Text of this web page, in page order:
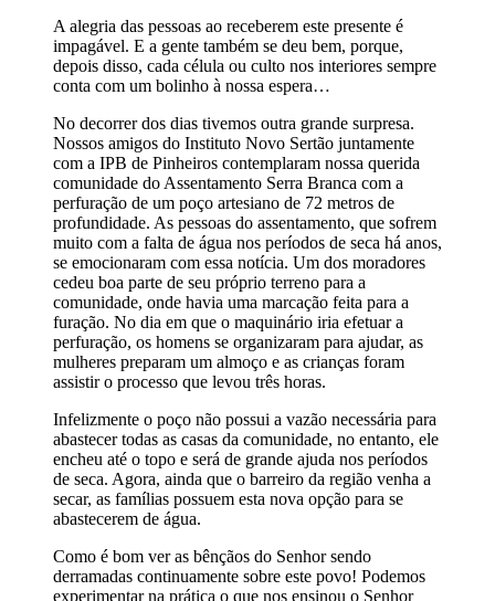
A alegria das pessoas ao receberem este presente é
impagável. E a gente também se deu bem, porque,
depois disso, cada célula ou culto nos interiores sempre
conta com um bolinho à nossa espera…
No decorrer dos dias tivemos outra grande surpresa.
Nossos amigos do Instituto Novo Sertão juntamente
com a IPB de Pinheiros contemplaram nossa querida
comunidade do Assentamento Serra Branca com a
perfuração de um poço artesiano de 72 metros de
profundidade. As pessoas do assentamento, que sofrem
muito com a falta de água nos períodos de seca há anos,
se emocionaram com essa notícia. Um dos moradores
cedeu boa parte de seu próprio terreno para a
comunidade, onde havia uma marcação feita para a
furação. No dia em que o maquinário iria efetuar a
perfuração, os homens se organizaram para ajudar, as
mulheres preparam um almoço e as crianças foram
assistir o processo que levou três horas.
Infelizmente o poço não possui a vazão necessária para
abastecer todas as casas da comunidade, no entanto, ele
encheu até o topo e será de grande ajuda nos períodos
de seca. Agora, ainda que o barreiro da região venha a
secar, as famílias possuem esta nova opção para se
abastecerem de água.
Como é bom ver as bênçãos do Senhor sendo
derramadas continuamente sobre este povo! Podemos
experimentar na prática o que nos ensinou o Senhor